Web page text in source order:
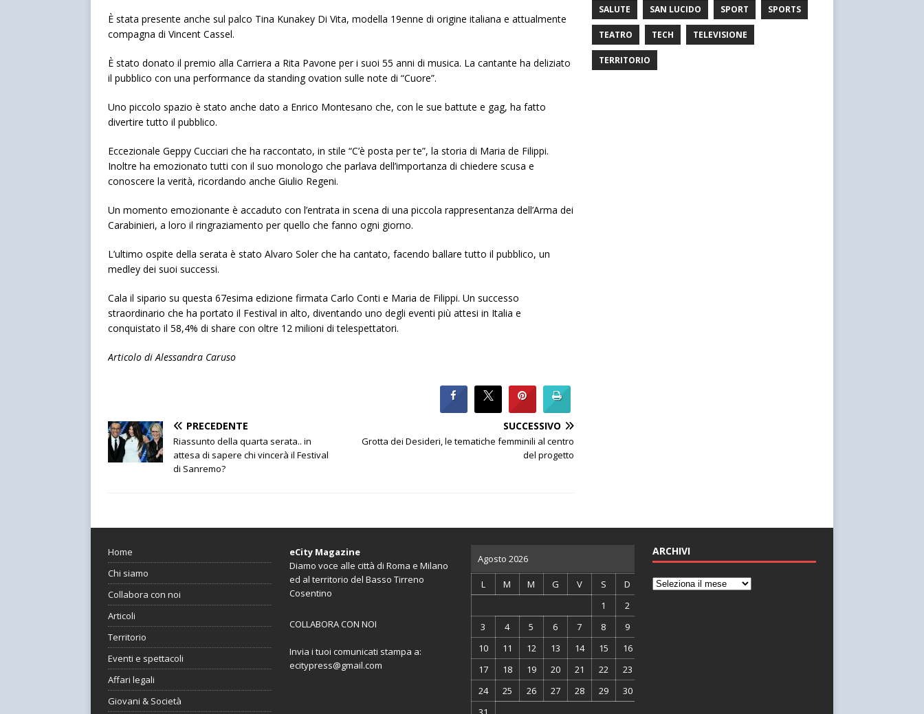
È stata presente anche sul palco Tina Kunakey Di Vita, modella 19enne di origine italiana e attualmente
compagna di Vincent Cassel.
È stato donato il premio alla Carriera a Rita Pavone per i suoi 55 anni di musica. La cantante ha deliziato
il pubblico con una performance da standing ovation sulle note di “Cuore”.
Uno piccolo spazio è stato anche dato a Enrico Montesano che, con le sue battute e gag, ha fatto
divertire tutto il pubblico.
Eccezionale Geppy Cucciari che ha raccontato, in stile “C’è posta per te”, la storia di Maria de Filippi.
Inoltre ha emozionato tutti con il suo monologo che parlava dell’importanza di chiedere scusa e
conoscere la verità, ricordando anche Giulio Regeni.
Un momento emozionante è accaduto con l’entrata in scena di una piccola rappresentanza dell’Arma dei
Carabinieri, a loro il ringraziamento per quello che fanno ogni giorno.
L’ultimo ospite della serata è stato Alvaro Soler che ha cantato, facendo ballare tutto il pubblico, un
medley dei suoi successi.
Cala il sipario su questa 67esima edizione firmata Carlo Conti e Maria de Filippi. Un successo
straordinario che ha portato il Festival in alto, diventando uno degli eventi più attesi in Italia e
conquistato il 58,4% di share con oltre 12 milioni di telespettatori.
Articolo di Alessandra Caruso
PRECEDENTE
Riassunto della quarta serata.. in
attesa di sapere chi vincerà il Festival
di Sanremo?
SUCCESSIVO
Grotta dei Desideri, le tematiche femminili al centro
del progetto
SALUTE SAN LUCIDO SPORT SPORTS
TEATRO TECH TELEVISIONE
TERRITORIO
Home
Chi siamo
Collabora con noi
Articoli
Territorio
Eventi e spettacoli
Affari legali
Giovani & Società
eCity Magazine
Diamo voce alle città di Roma e Milano
ed al territorio del Basso Tirreno
Cosentino
COLLABORA CON NOI
Invia i tuoi comunicati stampa a:
ecitypress@gmail.com
Agosto 2026
L M M G V S
D
1
2
3
4 5 6 7 8
9
10
11 12 13 14 15
16
17
18 19 20 21 22
23
24
25 26 27 28 29
30
ARCHIVI